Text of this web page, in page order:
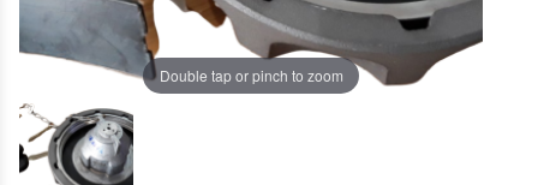
Double tap or pinch to zoom